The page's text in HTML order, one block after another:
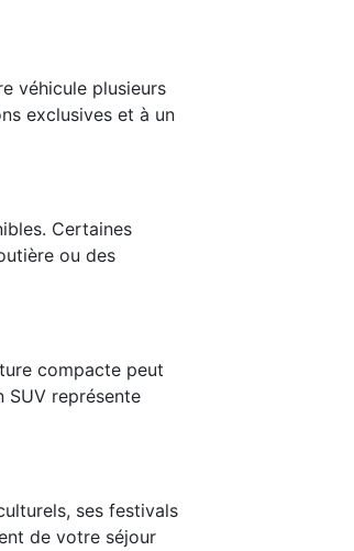
véhicule plusieurs
exclusives et à un
Certaines
ou des
compacte peut
représente
ses festivals
de votre séjour